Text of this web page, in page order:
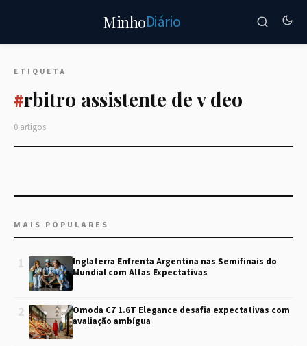
MinhoDiário
ETIQUETA
#rbitro assistente de v deo
0 artigos
MAIS POPULARES
1
Inglaterra Enfrenta Argentina nas Semifinais do
Mundial com Altas Expectativas
2
Omoda C7 1.6T Elegance desafia expectativas com
avaliação ambígua